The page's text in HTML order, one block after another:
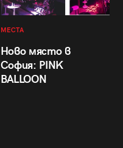
МЕСТА
Ново място в
София: PINK
BALLOON